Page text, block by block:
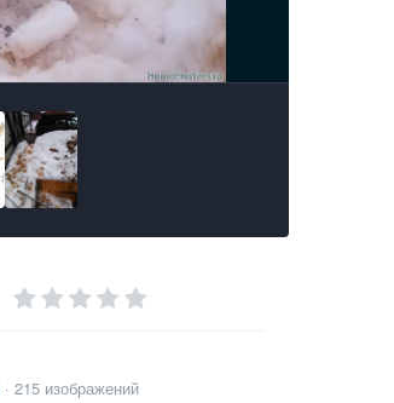
· 215 изображений